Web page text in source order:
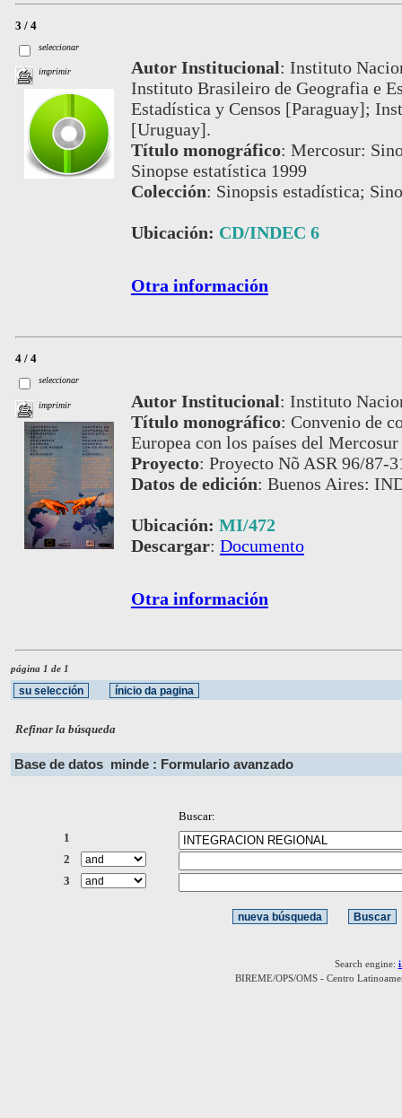
3 / 4
seleccionar
imprimir Autor Institucional: Instituto
Instituto Brasileiro de Geografia e
Estadística y Censos [Paraguay];
[Uruguay].
Título monográfico: Mercosur:
Sinopse estatística 1999
Colección: Sinopsis estadística;
Ubicación: CD/INDEC 6
Otra información
4 / 4
seleccionar
imprimir Autor Institucional: Instituto
Título monográfico: Convenio de
Europea con los países del Mercosur
Proyecto: Proyecto Nõ ASR 96/87-
Datos de edición: Buenos Aires:
Ubicación: MI/472
Descargar: Documento
Otra información
página 1 de 1
Refinar la búsqueda
Base de datos minde : Formulario avanzado
Buscar:
1
2
3
Search engine:
BIREME/OPS/OMS - Centro